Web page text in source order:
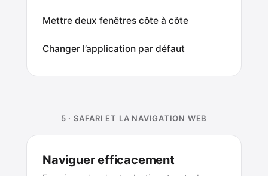
Mettre deux fenêtres côte à côte
Changer l’application par défaut
5 · SAFARI ET LA NAVIGATION WEB
Naviguer efficacement